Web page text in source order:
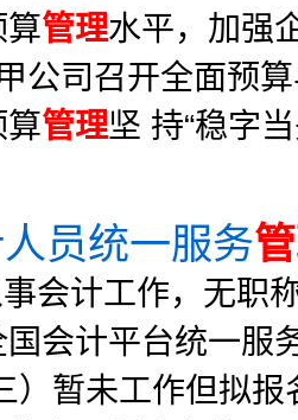
算管理水平，加强
公司召开全面预
算管理坚 持“稳字
员统一服务
事会计工作，无
国会计平台统一服
）暂未工作但拟